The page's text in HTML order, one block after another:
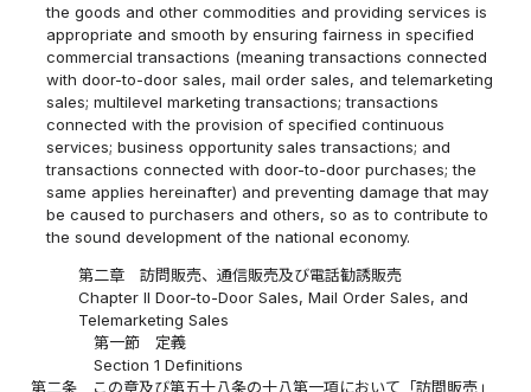
the goods and other commodities and providing services is
appropriate and smooth by ensuring fairness in specified
commercial transactions (meaning transactions connected
with door-to-door sales, mail order sales, and telemarketing
sales; multilevel marketing transactions; transactions
connected with the provision of specified continuous
services; business opportunity sales transactions; and
transactions connected with door-to-door purchases; the
same applies hereinafter) and preventing damage that may
be caused to purchasers and others, so as to contribute to
the sound development of the national economy.
第二章 訪問販売、通信販売及び電話勧誘販売
Chapter II Door-to-Door Sales, Mail Order Sales, and
Telemarketing Sales
第一節 定義
Section 1 Definitions
第二条
この章及び第五十八条の十八第一項において「訪問販売」